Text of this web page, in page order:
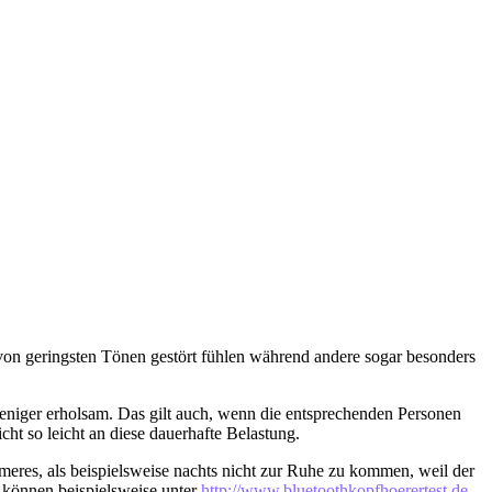
geringsten Tönen gestört fühlen während andere sogar besonders
erholsam. Das gilt auch, wenn die entsprechenden Personen
so leicht an diese dauerhafte Belastung.
als beispielsweise nachts nicht zur Ruhe zu kommen, weil der